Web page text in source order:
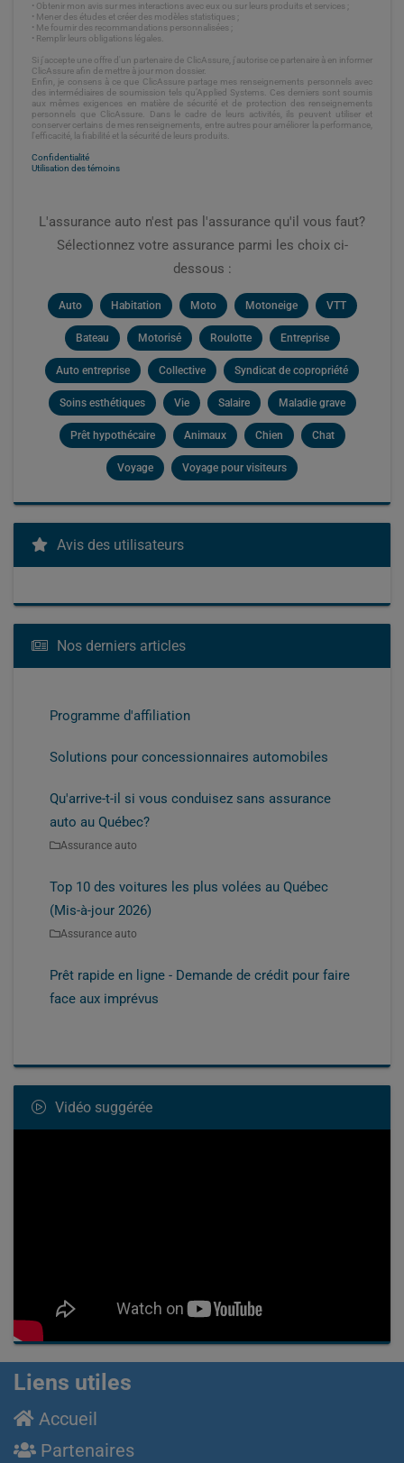
• Obtenir mon avis sur mes interactions avec eux ou sur leurs produits et services ;
• Mener des études et créer des modèles statistiques ;
• Me fournir des recommandations personnalisées ;
• Remplir leurs obligations légales.
Si j'accepte une offre d'un partenaire de ClicAssure, j'autorise ce partenaire à en informer
ClicAssure afin de mettre à jour mon dossier.
Enfin, je consens à ce que ClicAssure partage mes renseignements personnels avec
des intermédiaires de soumission tels qu’Applied Systems. Ces derniers sont soumis
aux mêmes exigences en matière de sécurité et de protection des renseignements
personnels que ClicAssure. Dans le cadre de leurs activités, ils peuvent utiliser et
conserver certains de mes renseignements, entre autres pour améliorer la performance,
l'efficacité, la fiabilité et la sécurité de leurs produits.
Confidentialité
Utilisation des témoins
L'assurance auto n'est pas l'assurance qu'il vous faut?
Sélectionnez votre assurance parmi les choix ci-
dessous :
Auto Habitation Moto Motoneige VTT
Bateau Motorisé Roulotte Entreprise
Auto entreprise Collective Syndicat de copropriété
Soins esthétiques Vie Salaire Maladie grave
Prêt hypothécaire Animaux Chien Chat
Voyage Voyage pour visiteurs
Avis des utilisateurs
Nos derniers articles
Programme d'affiliation
Solutions pour concessionnaires automobiles
Qu'arrive-t-il si vous conduisez sans assurance
auto au Québec?
Assurance auto
Top 10 des voitures les plus volées au Québec
(Mis-à-jour 2026)
Assurance auto
Prêt rapide en ligne - Demande de crédit pour faire
face aux imprévus
Vidéo suggérée
Liens utiles
Accueil
Partenaires